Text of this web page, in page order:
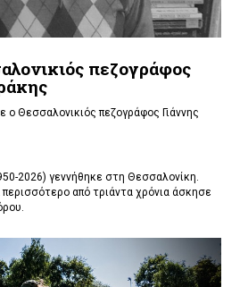
πεζογράφος
ο Θεσσαλονικιός πεζογράφος Γιάννης
2026) γεννήθηκε στη Θεσσαλονίκη.
από τριάντα χρόνια άσκησε